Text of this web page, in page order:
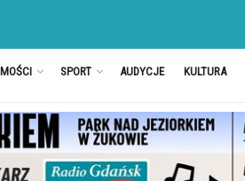
SPORT AUDYCJE KULTURA